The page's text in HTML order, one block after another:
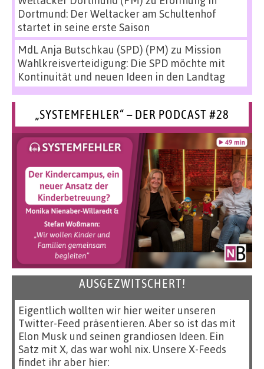
Dortmund: Der Weltacker am Schultenhof
startet in seine erste Saison
MdL Anja Butschkau (SPD) (PM) zu Mission
Wahlkreisverteidigung: Die SPD möchte mit
Kontinuität und neuen Ideen in den Landtag
„SYSTEMFEHLER“ – DER PODCAST #28
AUSGEZWITSCHERT!
Eigentlich wollten wir hier weiter unseren
Twitter-Feed präsentieren. Aber so ist das mit
Elon Musk und seinen grandiosen Ideen. Ein
Satz mit X, das war wohl nix. Unsere X-Feeds
findet ihr aber hier: